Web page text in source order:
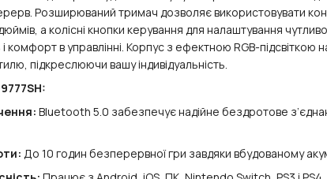
Розширюваний тримач дозволяє використовувати
а колісні кнопки керування для налаштування
комфорт в управлінні. Корпус з ефектною RGB-
підкреслюючи вашу індивідуальність.
Bluetooth 5.0 забезпечує надійне бездротове
До 10 годин безперервної гри завдяки вбудованому